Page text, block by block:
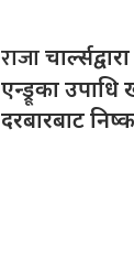
राजा
एन्ड्रूका उपाधि
दरबारबाट